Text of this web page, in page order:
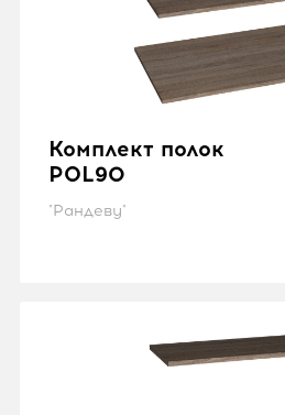
Комплект полок
POL90
"Рандеву"